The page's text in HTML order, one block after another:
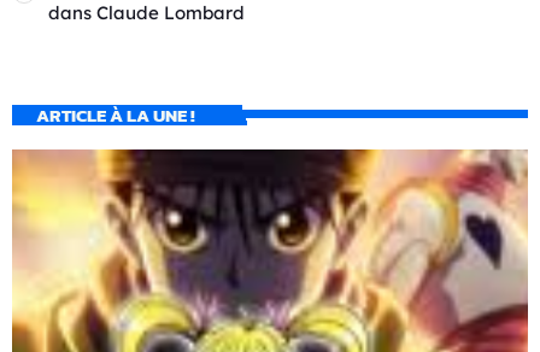
dans Claude Lombard
ARTICLE À LA UNE !